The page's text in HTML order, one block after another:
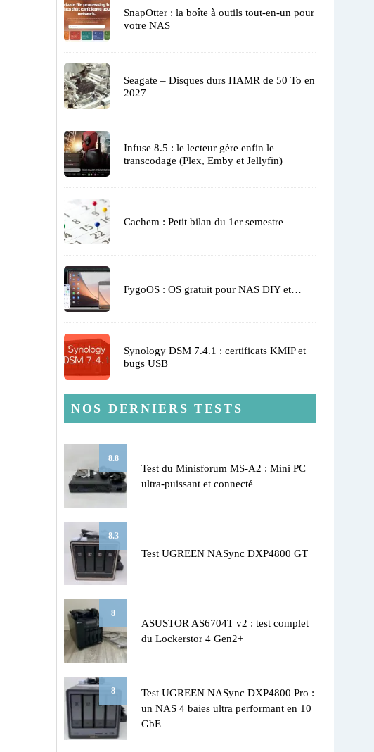
SnapOtter : la boîte à outils tout-en-un pour
votre NAS
Seagate – Disques durs HAMR de 50 To en
2027
Infuse 8.5 : le lecteur gère enfin le
transcodage (Plex, Emby et Jellyfin)
Cachem : Petit bilan du 1er semestre
FygoOS : OS gratuit pour NAS DIY et…
Synology DSM 7.4.1 : certificats KMIP et
bugs USB
NOS DERNIERS TESTS
8.8
Test du Minisforum MS-A2 : Mini PC
ultra-puissant et connecté
8.3
Test UGREEN NASync DXP4800 GT
8
ASUSTOR AS6704T v2 : test complet
du Lockerstor 4 Gen2+
8
Test UGREEN NASync DXP4800 Pro :
un NAS 4 baies ultra performant en 10
GbE